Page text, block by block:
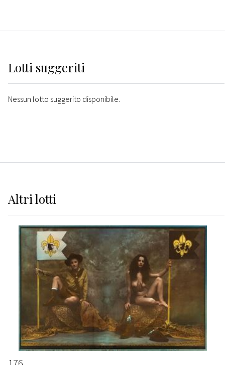
Lotti suggeriti
Nessun lotto suggerito disponibile.
Altrilotti